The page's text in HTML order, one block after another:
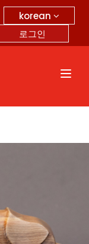
korean
로그인